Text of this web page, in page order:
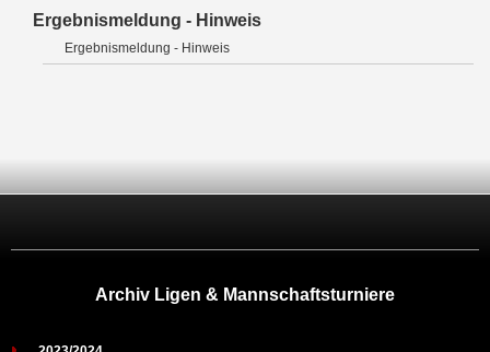
Ergebnismeldung - Hinweis
Ergebnismeldung - Hinweis
Archiv Ligen & Mannschaftsturniere